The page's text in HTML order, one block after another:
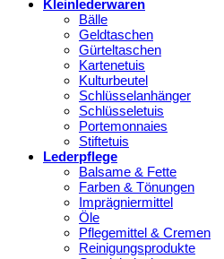
Kleinlederwaren
Bälle
Geldtaschen
Gürteltaschen
Kartenetuis
Kulturbeutel
Schlüsselanhänger
Schlüsseletuis
Portemonnaies
Stiftetuis
Lederpflege
Balsame & Fette
Farben & Tönungen
Imprägniermittel
Öle
Pflegemittel & Cremen
Reinigungsprodukte